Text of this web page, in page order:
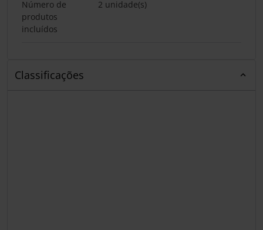
Número de
produtos
incluídos
2 unidade(s)
Classificações